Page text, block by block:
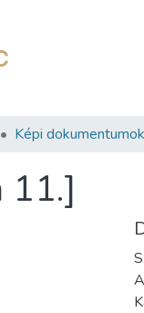
Képi dokumentumok
11.]